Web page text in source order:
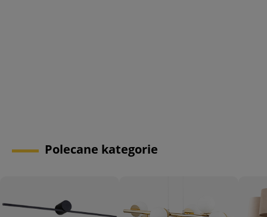
Polecane kategorie